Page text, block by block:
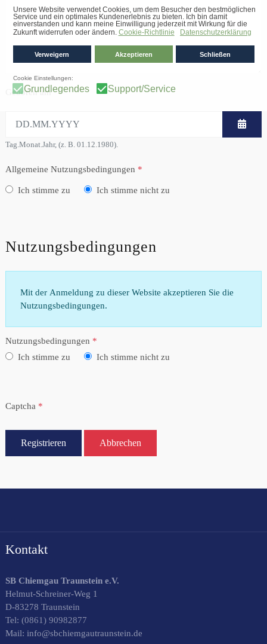
Geboren am
Tag.Monat.Jahr, (z. B. 01.12.1980).
Allgemeine Nutzungsbedingungen *
Ich stimme zu Ich stimme nicht zu
Nutzungsbedingungen
Mit der Anmeldung zu dieser Website akzeptieren Sie die
Nutzungsbedingungen.
Nutzungsbedingungen *
Ich stimme zu
Ich stimme nicht zu
Captcha *
Registrieren Abbrechen
Kontakt
SB Chiemgau Traunstein e.V.
Helmut-Schreiner-Weg 1
D-83278 Traunstein
Tel: (0861) 90982877
Mail: info@sbchiemgautraunstein.de